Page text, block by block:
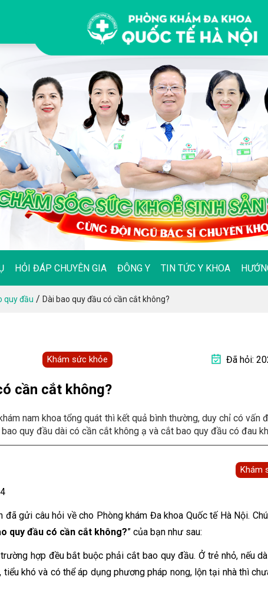
HỎI ĐÁP CHUYÊN GIA ĐÔNG Y TIN TỨC Y KHOA
quy đầu / Dài bao quy đầu có cần cắt không?
Khám sức khỏe Đã hỏi:
cần cắt không?
nam khoa tổng quát thì kết quả bình thường, duy chỉ có vấn
quy đầu dài có cần cắt không ạ và cắt bao quy đầu có đau
Khám
đã gửi câu hỏi về cho Phòng khám Đa khoa Quốc tế Hà Nội.
quy đầu có cần cắt không?” của bạn như sau:
hợp đều bắt buộc phải cắt bao quy đầu. Ở trẻ nhỏ, nếu
khó và có thể áp dụng phương pháp nong, lộn tại nhà thì